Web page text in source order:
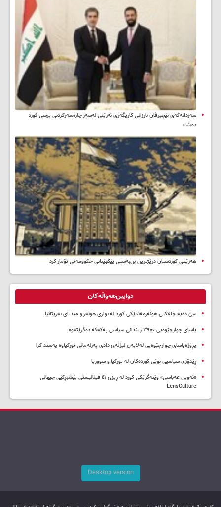
سه‌ردانه‌کەی نێچیرڤان بارزانی كاریگه‌ری ئه‌رێنی له‌سه‌ر چاره‌سه‌ركردنی پرسی كورد
ده‌بێت
هەرێمی کوردستان درێژترین بن‌بەستی پێکهێنانی حکوومەتی تۆمار کرد
دوایین‌هەواڵەکان
سێ دەیە چالاکیی هونەرمەندێکی کورد لە بواری هونەر و میدیای بەریتانیا
یاسای چوارچێوەیی ۳۹۰۰ زیندانی سیاسی پەکەکە دەگرێتەوە
پڕۆژەیاسای چوارچێوەیی لەلایەن لیژنەی دادی پەرلەمانی تورکیاوە پەسند کرا
ڕێدۆزی سیاسیی نوێی کوردەکان لە تورکیا و سووریا
«ئەوین عەباسی» وێنەگرێکی کورد لە ڕیزی ٤١ فینالیستی پێشبڕکێی جیهانی
LensCulture
Desktop version